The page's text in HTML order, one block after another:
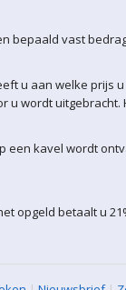
bepaald vast
u aan welke
wordt
een kavel wordt
opgeld betaalt u